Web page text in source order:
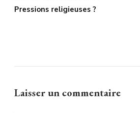
Pressions religieuses ?
Laisser un commentaire